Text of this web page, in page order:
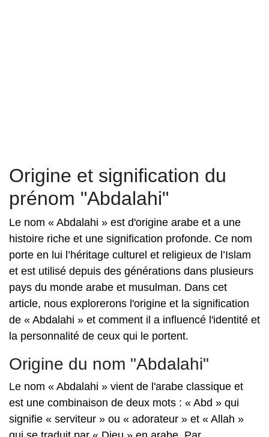
Origine et signification du
prénom "Abdalahi"
Le nom « Abdalahi » est d'origine arabe et a une
histoire riche et une signification profonde. Ce nom
porte en lui l’héritage culturel et religieux de l’Islam
et est utilisé depuis des générations dans plusieurs
pays du monde arabe et musulman. Dans cet
article, nous explorerons l'origine et la signification
de « Abdalahi » et comment il a influencé l'identité et
la personnalité de ceux qui le portent.
Origine du nom "Abdalahi"
Le nom « Abdalahi » vient de l'arabe classique et
est une combinaison de deux mots : « Abd » qui
signifie « serviteur » ou « adorateur » et « Allah »